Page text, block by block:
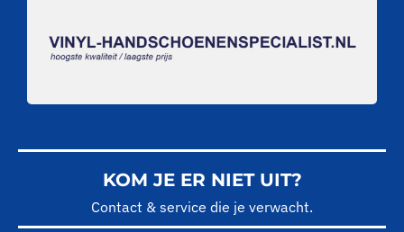
KOM JE ER NIET UIT?
Contact & service die je verwacht.